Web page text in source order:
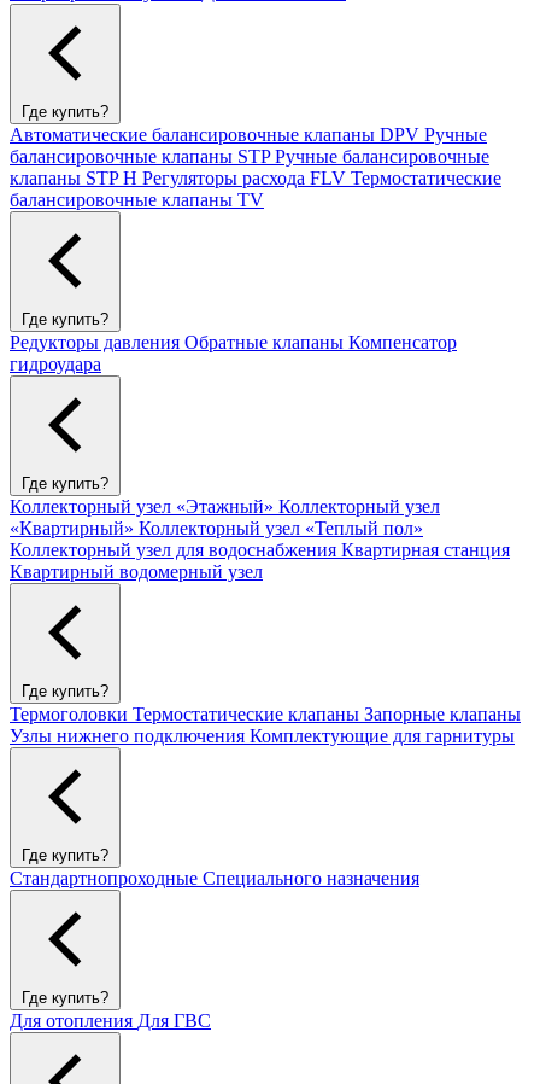
Где купить?
Автоматические балансировочные клапаны DPV Ручные
балансировочные клапаны STPРучные балансировочные
клапаны STP H Регуляторы расхода FLV Термостатические
балансировочные клапаны TV
Где купить?
Редукторы давления Обратные клапаны Компенсатор
гидроудара
Где купить?
Коллекторный узел «Этажный» Коллекторный узел
«Квартирный» Коллекторный узел «Теплый пол»
Коллекторный узел для водоснабжения Квартирная станция
Квартирный водомерный узел
Где купить?
Термоголовки Термостатические клапаны Запорные клапаны
Узлы нижнего подключения Комплектующие для гарнитуры
Где купить?
Стандартнопроходные Специального назначения
Где купить?
Для отопления Для ГВС